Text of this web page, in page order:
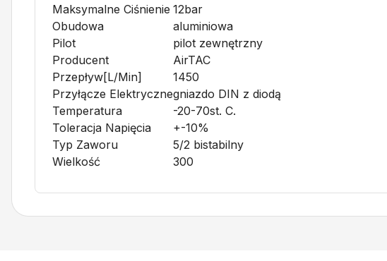
Maksymalne Ciśnienie 12bar
Obudowa
aluminiowa
Pilot
pilot zewnętrzny
Producent
AirTAC
Przepływ[l/min]
1450
Przyłącze Elektrycznegniazdo DIN z diodą
Temperatura
-20-70st. C.
Toleracja Napięcia
+-10%
Typ Zaworu
5/2 bistabilny
Wielkość
300